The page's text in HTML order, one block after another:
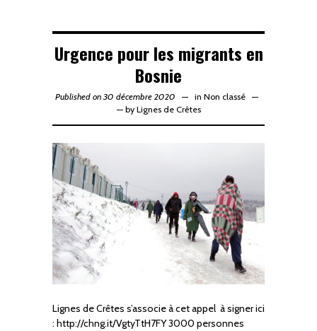
Urgence pour les migrants en
Bosnie
Published on 30 décembre 2020 in Non classé
—by Lignes de Crêtes
Lignes de Crêtes s’associe à cet appel à signer ici
: http://chng.it/VgtyTtH7FY 3000 personnes